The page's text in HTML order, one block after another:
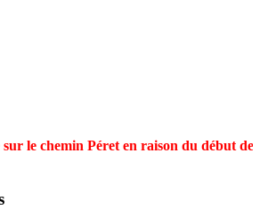
le chemin Péret en raison du début